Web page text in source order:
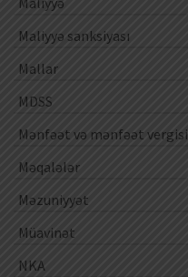
Maliyyə sanksiyası
Mallar
MDSS
Mənfəət və mənfəət vergisi
Məqalələr
Məzuniyyət
Müavinət
NKA